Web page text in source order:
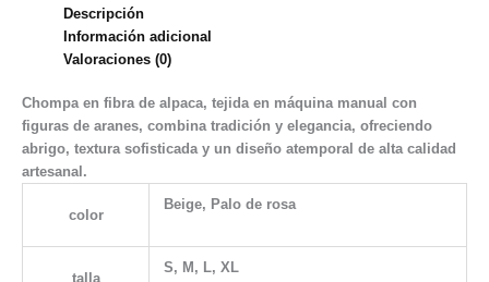
Descripción
Información adicional
Valoraciones (0)
Chompa en fibra de alpaca, tejida en máquina manual con
figuras de aranes, combina tradición y elegancia, ofreciendo
abrigo, textura sofisticada y un diseño atemporal de alta calidad
artesanal.
color
Beige, Palo de rosa
talla
S, M, L, XL